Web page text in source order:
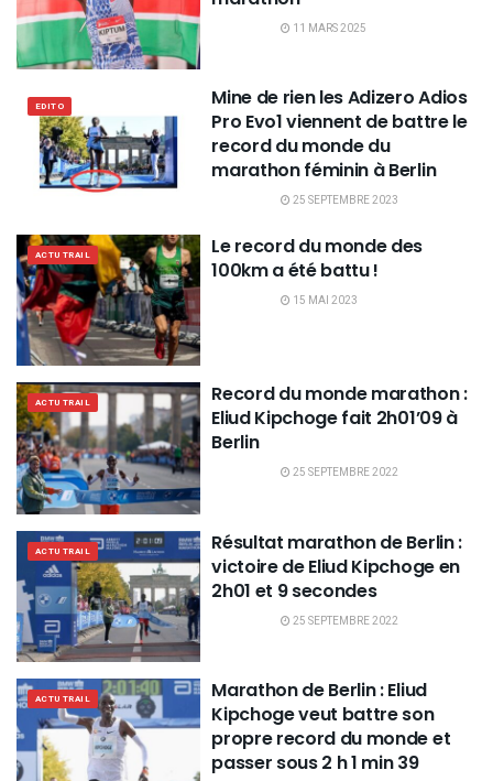
11 MARS 2025
EDITO
Mine de rien les Adizero Adios
Pro Evo1 viennent de battre le
record du monde du
marathon féminin à Berlin
25 SEPTEMBRE 2023
ACTU TRAIL
Le record du monde des
100km a été battu !
15 MAI 2023
ACTU TRAIL
Record du monde marathon :
Eliud Kipchoge fait 2h01’09 à
Berlin
25 SEPTEMBRE 2022
ACTU TRAIL
Résultat marathon de Berlin :
victoire de Eliud Kipchoge en
2h01 et 9 secondes
25 SEPTEMBRE 2022
ACTU TRAIL
Marathon de Berlin : Eliud
Kipchoge veut battre son
propre record du monde et
passer sous 2 h 1 min 39